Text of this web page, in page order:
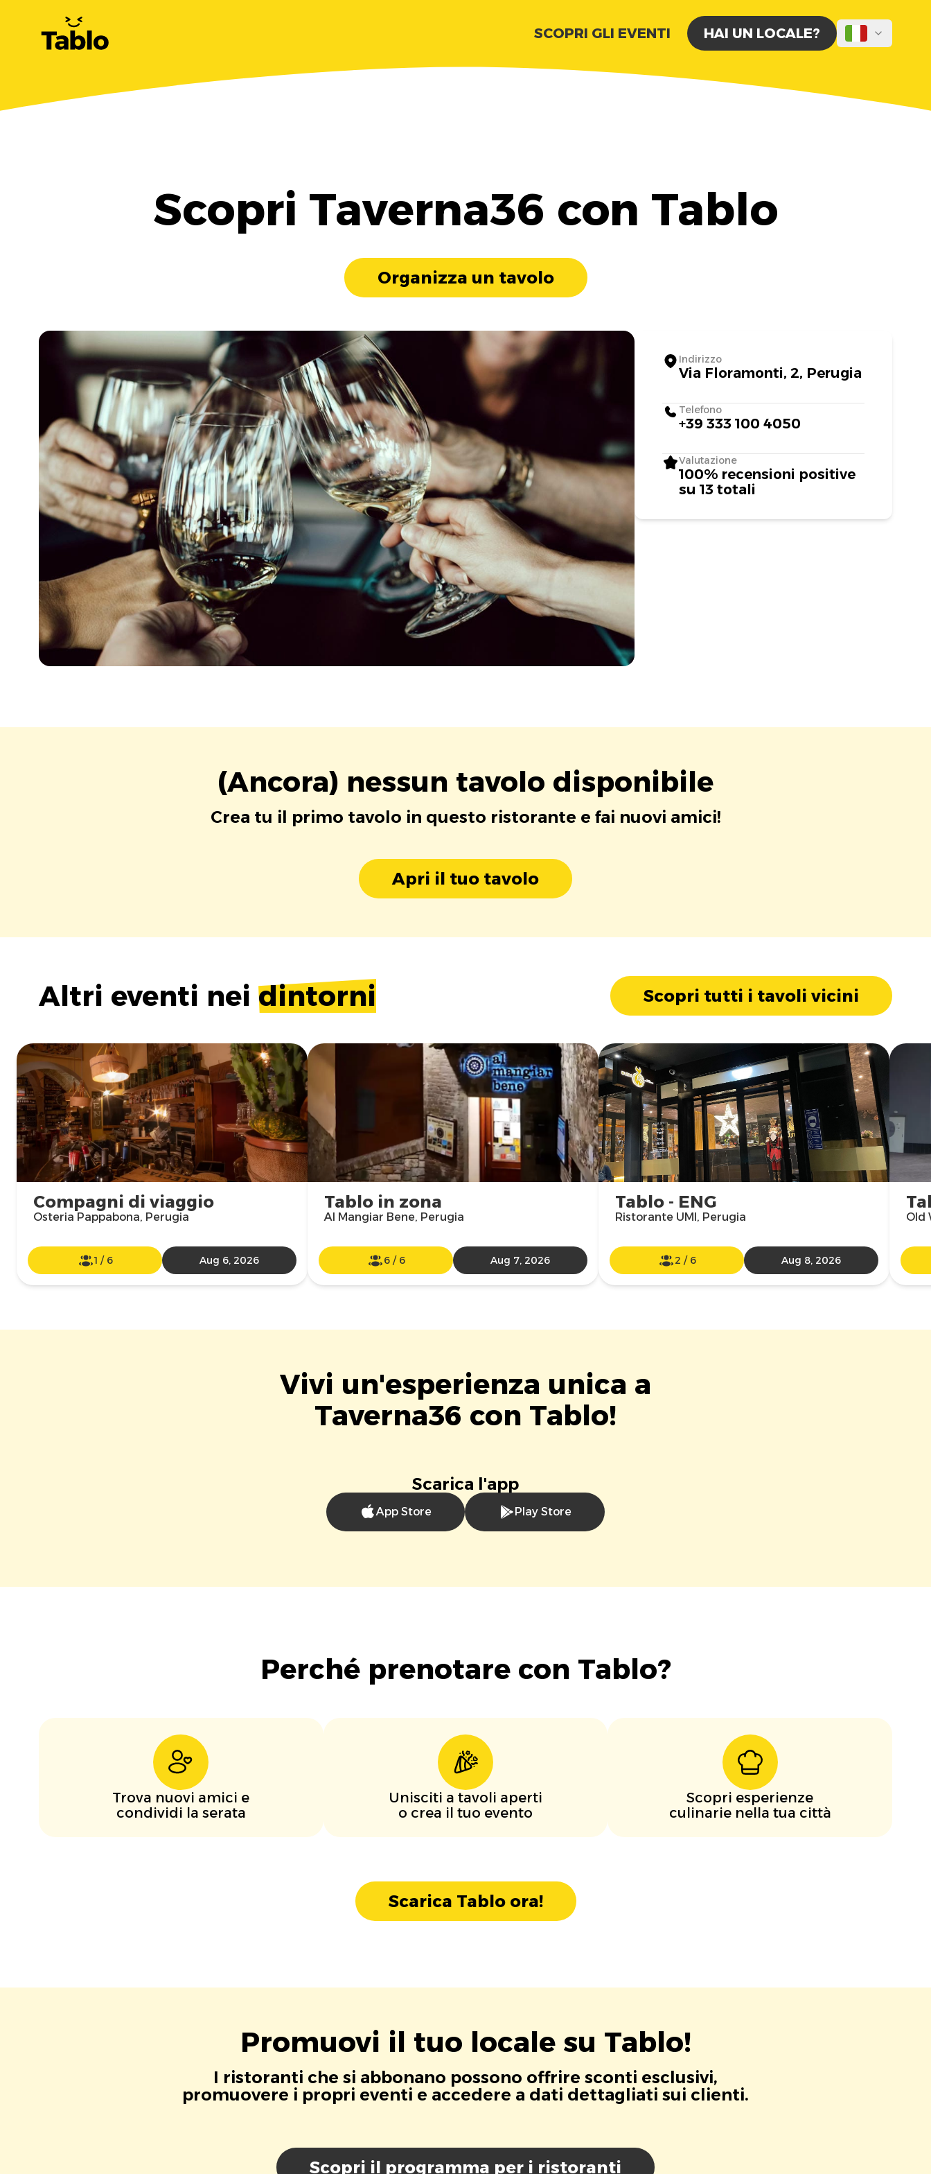
SCOPRI GLI EVENTI HAI UN LOCALE?
Scopri Taverna36 con Tablo
Organizza un tavolo
Indirizzo
Via Floramonti, 2, Perugia
Telefono
+39 333 100 4050
Valutazione
100% recensioni positive
su 13 totali
(Ancora) nessun tavolo disponibile
Crea tu il primo tavolo in questo ristorante e fai nuovi amici!
Apri il tuo tavolo
Altri eventi nei dintorni Scopri tutti i tavoli vicini
Compagni di viaggio
Osteria Pappabona, Perugia
1 / 6 Aug 6, 2026
Tablo in zona
Al Mangiar Bene, Perugia
6/ 6 Aug 7, 2026
Tablo - ENG
Ristorante UMI, Perugia
2 / 6 Aug 8, 2026
Old
Vivi un'esperienza unica a
Taverna36 con Tablo!
Scarica l'app
App Store Play Store
Perché prenotare con Tablo?
Trova nuovi amici e
condividi la serata
Unisciti a tavoli aperti
o crea il tuo evento
Scopri esperienze
culinarie nella tua città
Scarica Tablo ora!
Promuovi il tuo locale su Tablo!
I ristoranti che si abbonano possono offrire sconti esclusivi,
promuovere i propri eventi e accedere a dati dettagliati sui clienti.
Scopri il programma per i ristoranti